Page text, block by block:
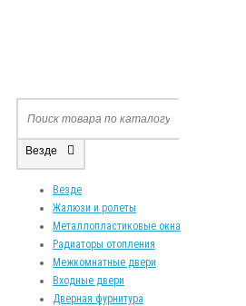
Везде
Везде
Жалюзи и ролеты
Металлопластиковые окна
Радиаторы отопления
Межкомнатные двери
Входные двери
Дверная фурнитура